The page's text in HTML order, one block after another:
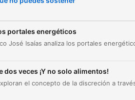
con actualidad,
graciosas, consejos de
de pareja, sexo,
portales energéticos
dos veces ¡Y no solo alimentos!